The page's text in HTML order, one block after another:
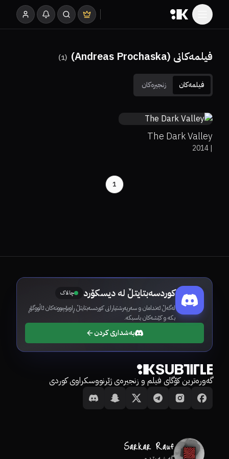
فیلمەکانی (Andreas Prochaska) (
1
)
فیلمەکان زنجیرەکان 7.1
33%
0%
The Dark Valley
|
2014
1
کوردسەبتایتڵ لە دیسکۆرد چالاک
لەگەڵ ئەندامان و سەرپەرشتیارانی کوردسەبتایتڵ ڕاوبۆچوونەکان ئاڵووگۆڕ
بکە و کێشەکان باسبکە.
بەشداری کردن
گەورەترین کۆگای فیلم و زنجیرەی ژێرنووسکراوی کوردی